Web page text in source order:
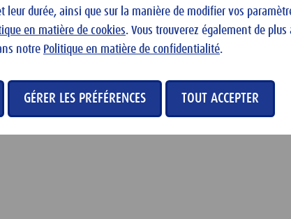
sur les réseaux et sera ainsi peut-être motivée à
des pros des réseaux sociaux. Notre équipe vous soutient
histoire puisse se raconter toute seule auprès de notre
leur durée, ainsi que sur la manière de modifier vos
en matière de cookies. Vous trouverez également de plus
notre Politique en matière de confidentialité.
GÉRER LES PRÉFÉRENCES TOUT ACCEPTER